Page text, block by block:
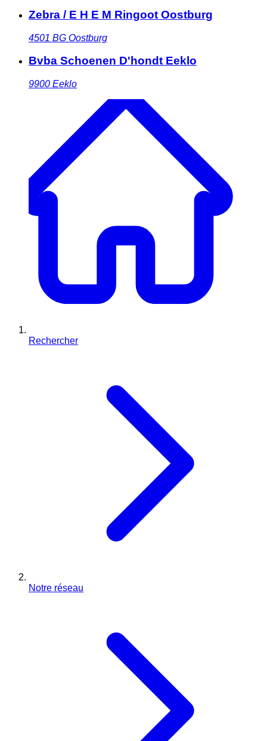
Zebra / E H E M Ringoot Oostburg
4501 BG Oostburg
Bvba Schoenen D'hondt Eeklo
9900 Eeklo
Rechercher
Notre réseau